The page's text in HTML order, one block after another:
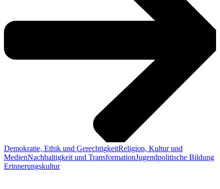
Demokratie, Ethik und GerechtigkeitReligion, Kultur und
MedienNachhaltigkeit und TransformationJugendpolitische Bildung
Erinnerungskultur